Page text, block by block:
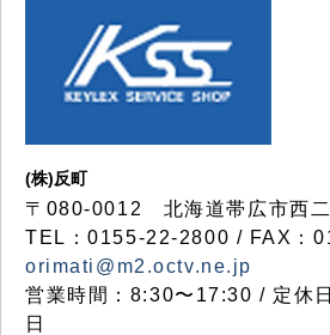
(株)反町
〒080-0012 北海道帯広市西
TEL：0155-22-2800 / FAX：
orimati@m2.octv.ne.jp
営業時間：8:30〜17:30 / 定休
日